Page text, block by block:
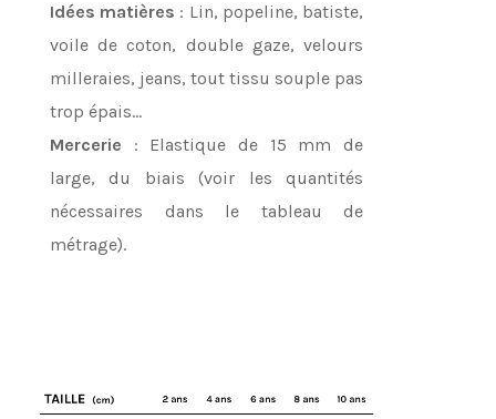
Idées matières : Lin, popeline, batiste,
voile de coton, double gaze, velours
milleraies, jeans, tout tissu souple pas
trop épais...
Mercerie : Elastique de 15 mm de
large, du biais (voir les quantités
nécessaires dans le tableau de
métrage).